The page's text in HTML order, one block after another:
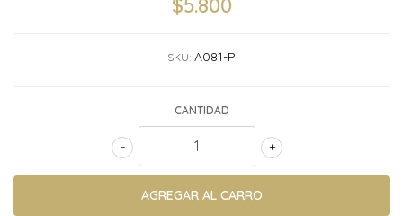
$5.800
SKU: A081-P
CANTIDAD
+
-